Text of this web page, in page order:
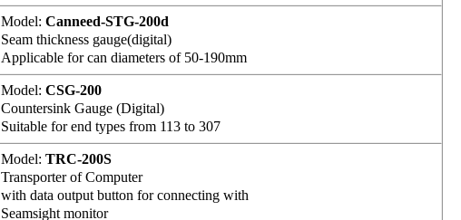
Model:Canneed-STG-200d
Seam thickness gauge(digital)
Applicable for can diameters of 50-190mm
Model:CSG-200
Countersink Gauge (Digital)
Suitable for end types from 113 to 307
Model:TRC-200S
Transporter of Computer
with data output button for connecting with
Seamsight monitor